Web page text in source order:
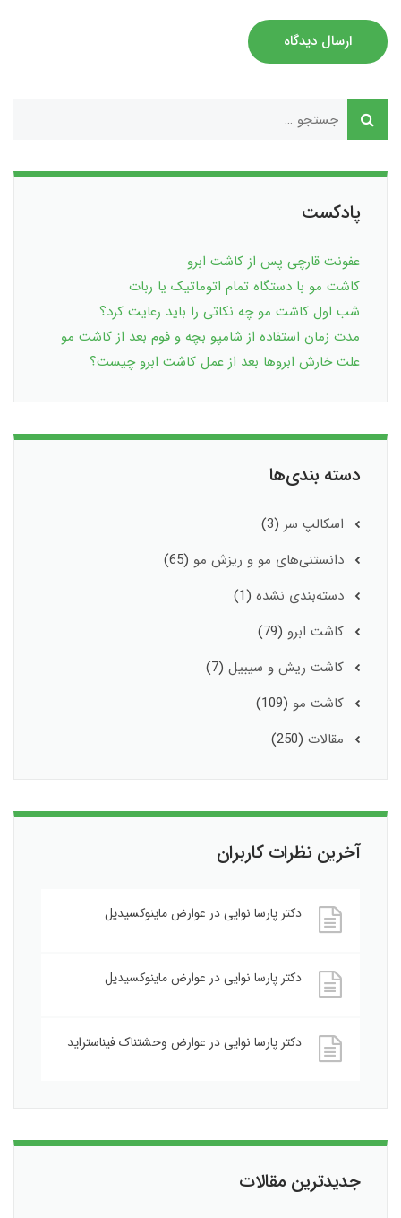
ارسال دیدگاه
پادکست
عفونت قارچی پس از کاشت ابرو
کاشت مو با دستگاه تمام اتوماتیک یا ربات
شب اول کاشت مو چه نکاتی را باید رعایت کرد؟
مدت زمان استفاده از شامپو بچه و فوم بعد از کاشت مو
علت خارش ابروها بعد از عمل کاشت ابرو چیست؟
دسته بندی‌ها
اسکالپ سر (3)
دانستنی‌های مو و ریزش مو (65)
دسته‌بندی نشده (1)
کاشت ابرو (79)
کاشت ریش و سیبیل (7)
کاشت مو (109)
مقالات (250)
آخرین نظرات کاربران
دکتر پارسا نواییدر عوارض ماینوکسیدیل
دکتر پارسا نواییدر عوارض ماینوکسیدیل
دکتر پارسا نواییدر عوارض وحشتناک فیناستراید
جدیدترین مقالات